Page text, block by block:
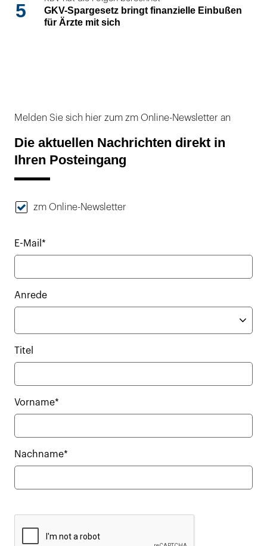
5
GKV-Spargesetz bringt finanzielle Einbußen
für Ärzte mit sich
Melden Sie sich hier zum zm Online-Newsletter an
Die aktuellen Nachrichten direkt in
Ihren Posteingang
zm Online-Newsletter
E-Mail*
Anrede
Titel
Vorname*
Nachname*